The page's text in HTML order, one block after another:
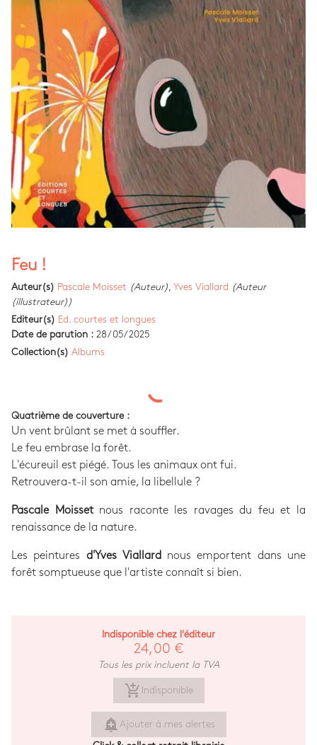
Feu !
Auteur(s) Pascale Moisset (Auteur) Yves Viallard (Auteur
(illustrateur))
Editeur(s) Ed. courtes et longues
Date de parution : 28/05/2025
Collection(s) Albums
Quatrième de couverture :
Un vent brûlant se met à souffler.
Le feu embrase la forêt.
L'écureuil est piégé. Tous les animaux ont fui.
Retrouvera-t-il son amie, la libellule ?
Pascale Moisset nous raconte les ravages du feu et la
renaissance de la nature.
Les peintures d'Yves Viallard nous emportent dans une
forêt somptueuse que l'artiste connaît si bien.
Indisponible chez l'éditeur
24,00 €
Tous les prix incluent la TVA
add_shopping_cart Indisponible
add_alert Ajouter à mes alertes